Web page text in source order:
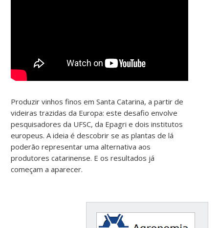
Produzir vinhos finos em Santa Catarina, a partir de
videiras trazidas da Europa: este desafio envolve
pesquisadores da UFSC, da Epagri e dois institutos
europeus. A ideia é descobrir se as plantas de lá
poderão representar uma alternativa aos
produtores catarinense. E os resultados já
começam a aparecer.